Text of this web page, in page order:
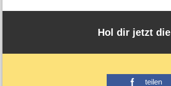
Hol dir jetzt die
teilen